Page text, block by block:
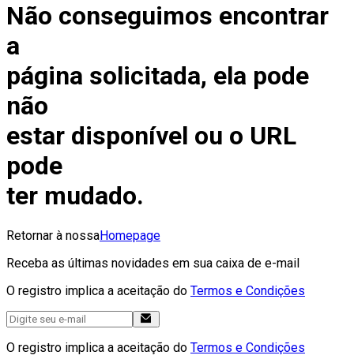
Não conseguimos encontrar
a
página solicitada, ela pode
não
estar disponível ou o URL
pode
ter mudado.
Retornar à nossaHomepage
Receba as últimas novidades em sua caixa de e-mail
O registro implica a aceitação do Termos e Condições
O registro implica a aceitação do Termos e Condições